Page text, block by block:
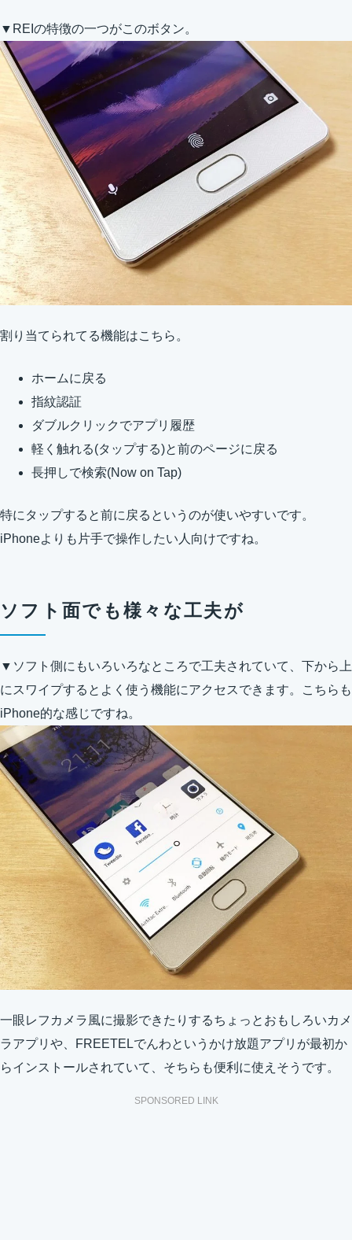
▼REIの特徴の一つがこのボタン。
割り当てられてる機能はこちら。
ホームに戻る
指紋認証
ダブルクリックでアプリ履歴
軽く触れる(タップする)と前のページに戻る
長押しで検索(Now on Tap)
特にタップすると前に戻るというのが使いやすいです。
iPhoneよりも片手で操作したい人向けですね。
ソフト面でも様々な工夫が
▼ソフト側にもいろいろなところで工夫されていて、下から上
にスワイプするとよく使う機能にアクセスできます。こちらも
iPhone的な感じですね。
一眼レフカメラ風に撮影できたりするちょっとおもしろいカメ
ラアプリや、FREETELでんわというかけ放題アプリが最初か
らインストールされていて、そちらも便利に使えそうです。
SPONSORED LINK